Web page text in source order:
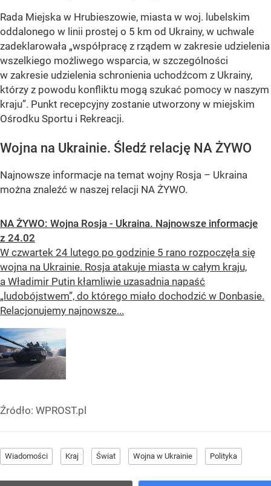
Rada Miejska w Hrubieszowie, miasta w woj. lubelskim
oddalonego w linii prostej o 5 km od Ukrainy, w uchwale
zadeklarowała „współpracę z rządem w zakresie udzielenia
wszelkiego możliwego wsparcia, w szczególności
w zakresie udzielenia schronienia uchodźcom z Ukrainy,
którzy z powodu konfliktu mogą szukać pomocy w naszym
kraju”. Punkt recepcyjny zostanie utworzony w miejskim
Ośrodku Sportu i Rekreacji.
Wojna na Ukrainie. Śledź relację NA ŻYWO
Najnowsze informacje na temat wojny Rosja – Ukraina
można znaleźć w naszej relacji NA ŻYWO.
NA ŻYWO: Wojna Rosja - Ukraina. Najnowsze informacje
z 24.02
W czwartek 24 lutego po godzinie 5 rano rozpoczęła się
wojna na Ukrainie. Rosja atakuje miasta w całym kraju,
a Władimir Putin kłamliwie uzasadnia napaść
„ludobójstwem”, do którego miało dochodzić w Donbasie.
Relacjonujemy najnowsze...
Źródło: WPROST.pl
Wiadomości Kraj Świat Wojna w Ukrainie Polityka